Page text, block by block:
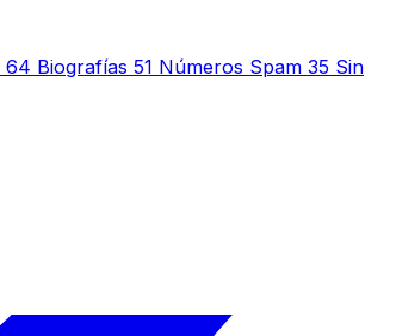
64 Biografías 51 Números Spam 35 Sin